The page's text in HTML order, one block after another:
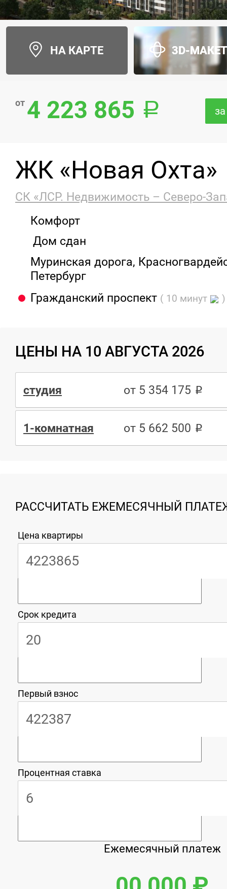
НА КАРТЕ 3D-
от 4 223 865
ЖК «Новая Охта»
СК «ЛСР. Недвижимость – Северо-
Комфорт
Дом сдан
Муринская дорога,
Петербург
Гражданский проспект ( 10 минут )
ЦЕНЫ НА 10 АВГУСТА 2026
студия от 5 354 175
1-комнатная от 5 662 500
РАССЧИТАТЬ ЕЖЕМЕСЯЧНЫЙ
Цена квартиры
Срок кредита
Первый взнос
Процентная ставка
Ежемесячный платеж